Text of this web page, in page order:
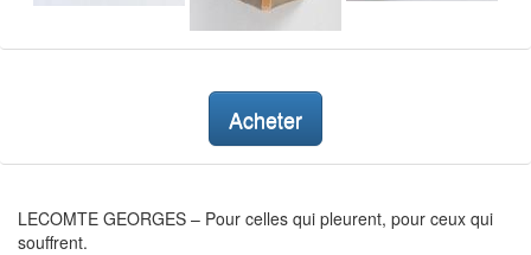
Acheter
LECOMTE GEORGES – Pour celles qui pleurent, pour ceux qui
souffrent.